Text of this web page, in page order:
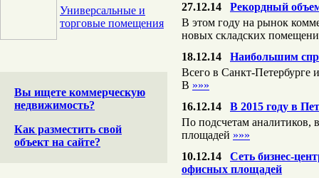
Универсальные и
торговые помещения
Вы ищете коммерческую
недвижимость?
Как разместить свой
объект на сайте?
27.12.14
Рекордный
В этом году на рынок
новых складских
18.12.14
Наибольшим
Всего в Санкт-Петербурге
B »»»
16.12.14
В 2015 году в
По подсчетам аналитиков,
площадей »»»
10.12.14
Сеть бизнес-
офисных площадей